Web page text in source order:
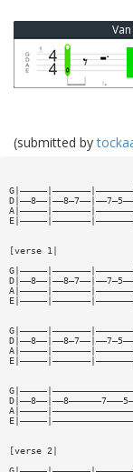
(submitted by
[verse 1|
[verse 2|